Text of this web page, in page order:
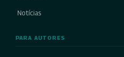
Notícias
PARA AUTORES